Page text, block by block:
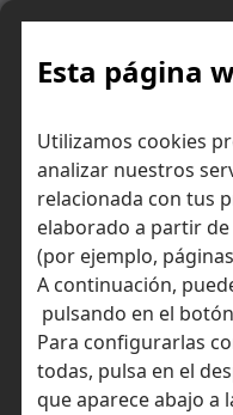
Esta página
Utilizamos cookies
analizar nuestros
relacionada con tus
elaborado a partir
(por ejemplo,
A continuación,
pulsando en el botón
Para configurarlas
todas, pulsa en el
que aparece abajo a
Skip
Inicio Diccionario
invirtiendo en fútbol